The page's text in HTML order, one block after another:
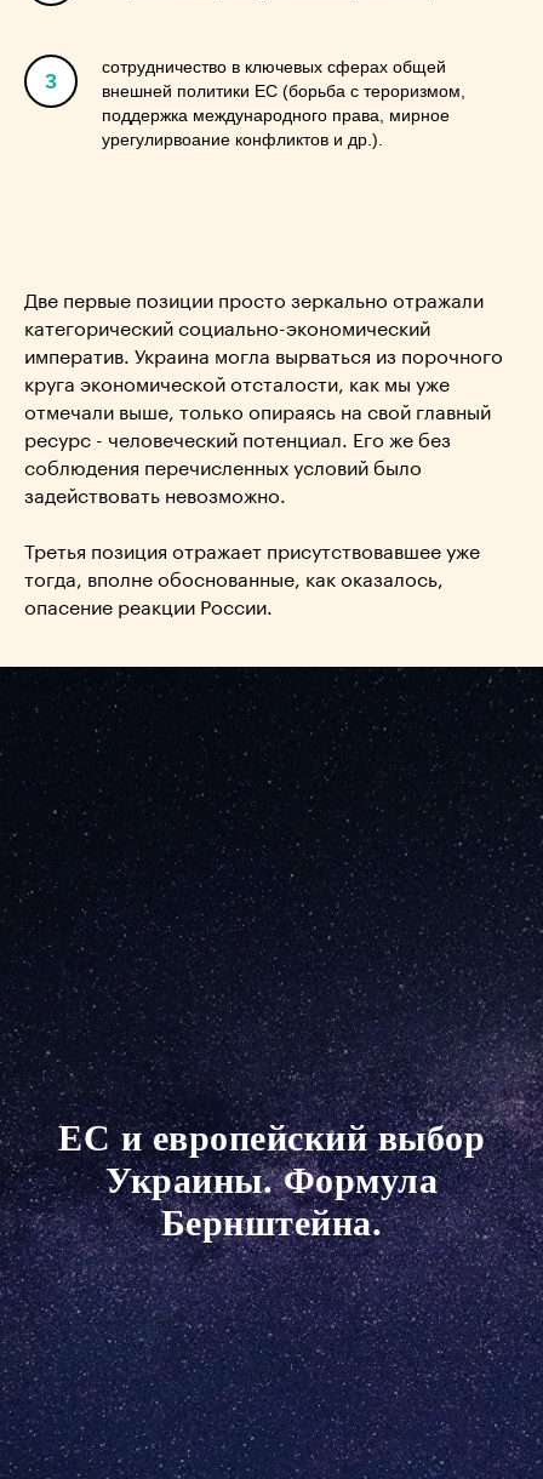
3
сотрудничество в ключевых сферах общей
внешней политики ЕС (борьба с тероризмом,
поддержка международного права, мирное
урегулирвоание конфликтов и др.).
Две первые позиции просто зеркально отражали
категорический социально-экономический
императив. Украина могла вырваться из порочного
круга экономической отсталости, как мы уже
отмечали выше, только опираясь на свой главный
ресурс - человеческий потенциал. Его же без
соблюдения перечисленных условий было
задействовать невозможно.
Третья позиция отражает присутствовавшее уже
тогда, вполне обоснованные, как оказалось,
опасение реакции России.
ЕС и европейский выбор
Украины. Формула
Бернштейна.